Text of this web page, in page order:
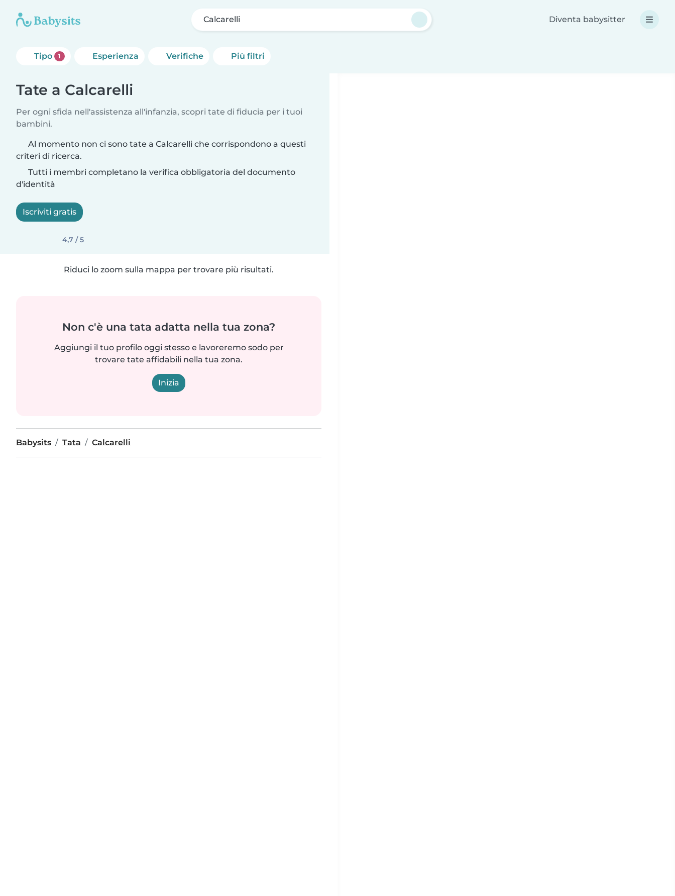
Calcarelli Diventa babysitter
Tipo 1 Esperienza Verifiche Più filtri
Tate a Calcarelli
Per ogni sfida nell'assistenza all'infanzia, scopri tate di fiducia per i tuoi
bambini.
Al momento non ci sono tate a Calcarelli che corrispondono a questi
criteri di ricerca.
Tutti i membri completano la verifica obbligatoria del documento
d'identità
Iscriviti gratis
4,7 / 5
Riduci lo zoom sulla mappa per trovare più risultati.
Non c'è una tata adatta nella tua zona?
Aggiungi il tuo profilo oggi stesso e lavoreremo sodo per
trovare tate affidabili nella tua zona.
Inizia
Babysits Tata Calcarelli